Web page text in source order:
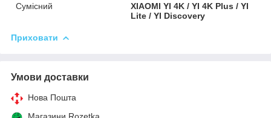
Сумісний
XIAOMI YI 4K / YI 4K Plus / YI
Lite / YI Discovery
Приховати
Умови доставки
Нова Пошта
Магазини Rozetka